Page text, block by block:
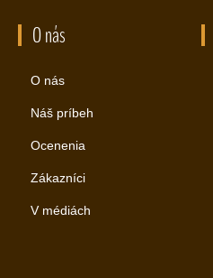
O nás
O nás
Náš príbeh
Ocenenia
Zákazníci
V médiách